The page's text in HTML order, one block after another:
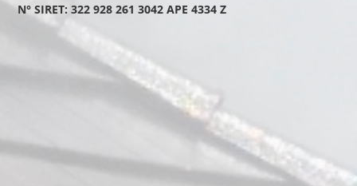
N° SIRET: 322 928 261 3042 APE 4334 Z